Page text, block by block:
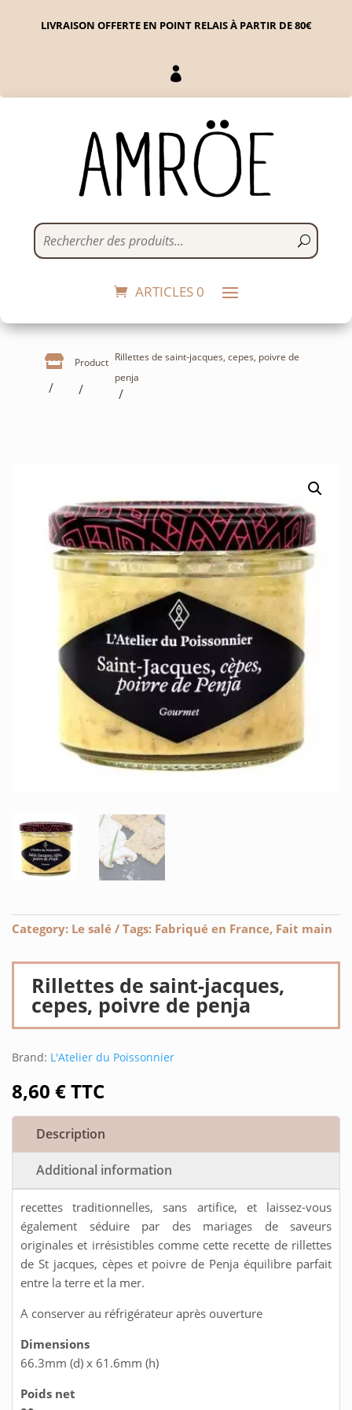
LIVRAISON OFFERTE EN POINT RELAIS À PARTIR DE 80€

ARTICLES 0
 Product Rillettes de saint-jacques, cepes, poivre de
penja
Category: Le salé Tags: Fabriqué en France, Fait main
Rillettes de saint-jacques,
cepes, poivre de penja
Brand: L'Atelier du Poissonnier
8,60 €TTC
Description
Additional information
recettes traditionnelles, sans artifice, et laissez-vous
également séduire par des mariages de saveurs
originales et irrésistibles comme cette recette de rillettes
de St jacques, cèpes et poivre de Penja équilibre parfait
entre la terre et la mer.
A conserver au réfrigérateur après ouverture
Dimensions
66.3mm (d) x 61.6mm (h)
Poids net